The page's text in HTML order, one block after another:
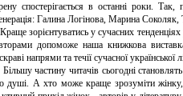
спостерігається в останні роки.
Галина Логінова, Марина
Краще зорієнтуватись у сучасних
допоможе наша книжкова
напрями та течії сучасної
Більшу частину читачів сьогодні становлять
душі. А хто може краще зрозуміти жінку,